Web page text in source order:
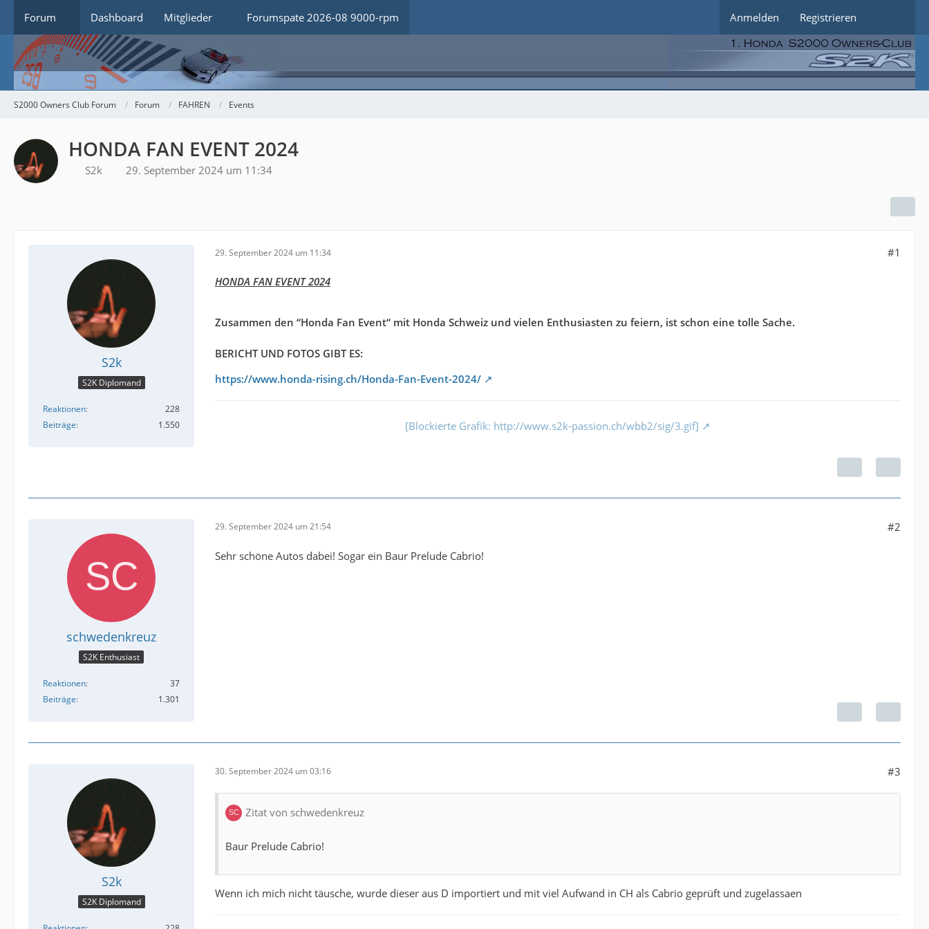
Forum Dashboard Mitglieder Forumspate 2026-08 9000-rpm Anmelden Registrieren
S2000 Owners Club Forum Forum FAHREN Events
HONDA FAN EVENT 2024
S2k 29. September 2024 um 11:34
S2k
S2K Diplomand
Reaktionen
228
Beiträge
1.550
29. September 2024 um 11:34 #1
HONDA FAN EVENT 2024
Zusammen den “Honda Fan Event“ mit Honda Schweiz und vielen Enthusiasten zu feiern, ist schon eine tolle Sache.
BERICHT UND FOTOS GIBT ES:
https://www.honda-rising.ch/Honda-Fan-Event-2024/
[Blockierte Grafik: http://www.s2k-passion.ch/wbb2/sig/3.gif]
schwedenkreuz
S2K Enthusiast
Reaktionen
37
Beiträge
1.301
29. September 2024 um 21:54 #2
Sehr schöne Autos dabei! Sogar ein Baur Prelude Cabrio!
S2k
S2K Diplomand
30. September 2024 um 03:16 #3
Zitat von schwedenkreuz
Baur Prelude Cabrio!
Wenn ich mich nicht täusche, wurde dieser aus D importiert und mit viel Aufwand in CH als Cabrio geprüft und zugelassaen